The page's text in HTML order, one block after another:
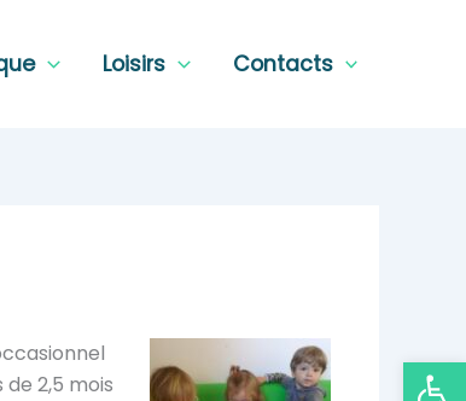
Ouvrir
Loisirs Contacts
2,5 mois